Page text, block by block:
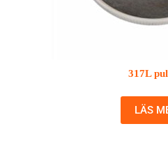
317L
LÄS